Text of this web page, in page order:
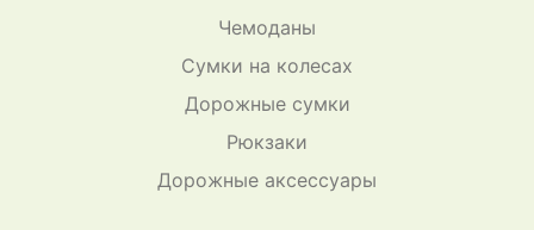
Чемоданы
Сумки на колесах
Дорожные сумки
Рюкзаки
Дорожные аксессуары